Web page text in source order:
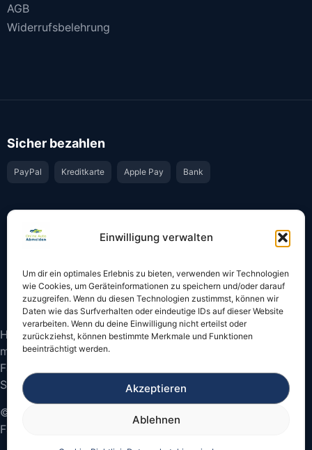
Einwilligung verwalten
Um dir ein optimales Erlebnis zu bieten, verwenden wir Technologien
wie Cookies, um Geräteinformationen zu speichern und/oder darauf
zuzugreifen. Wenn du diesen Technologien zustimmst, können wir
Daten wie das Surfverhalten oder eindeutige IDs auf dieser Website
verarbeiten. Wenn du deine Einwilligung nicht erteilst oder
zurückziehst, können bestimmte Merkmale und Funktionen
beeinträchtigt werden.
Akzeptieren
Ablehnen
AGB
Widerrufsbelehrung
Sicher bezahlen
PayPal Kreditkarte Apple Pay Bank
Bestätigung per E-Mail Support per WhatsApp
Hinweis: Die Online-Abmeldung ist nicht in allen Fällen
möglich. Bitte prüfen Sie vor dem Start, ob
Fahrzeugschein und Kennzeichen onlinefähige
Sicherheitscodes besitzen.
© 2026 Online Auto Abmelden – Bundesweite
Fahrzeugabmeldung